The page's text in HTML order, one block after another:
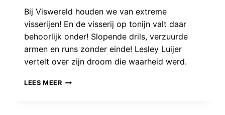
Bij Viswereld houden we van extreme
visserijen! En de visserij op tonijn valt daar
behoorlijk onder! Slopende drils, verzuurde
armen en runs zonder einde! Lesley Luijer
vertelt over zijn droom die waarheid werd.
LEES MEERLESLEY